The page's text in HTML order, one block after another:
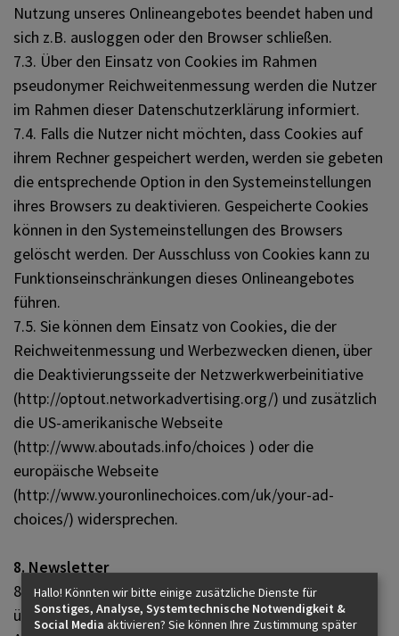
Nutzung unseres Onlineangebotes beendet haben und
sich z.B. ausloggen oder den Browser schließen.
7.3. Über den Einsatz von Cookies im Rahmen
pseudonymer Reichweitenmessung werden die Nutzer
im Rahmen dieser Datenschutzerklärung informiert.
7.4. Falls die Nutzer nicht möchten, dass Cookies auf
ihrem Rechner gespeichert werden, werden sie gebeten
die entsprechende Option in den Systemeinstellungen
ihres Browsers zu deaktivieren. Gespeicherte Cookies
können in den Systemeinstellungen des Browsers
gelöscht werden. Der Ausschluss von Cookies kann zu
Funktionseinschränkungen dieses Onlineangebotes
führen.
7.5. Sie können dem Einsatz von Cookies, die der
Reichweitenmessung und Werbezwecken dienen, über
die Deaktivierungsseite der Netzwerkwerbeinitiative
(http://optout.networkadvertising.org/) und zusätzlich
die US-amerikanische Webseite
(http://www.aboutads.info/choices ) oder die
europäische Webseite
(http://www.youronlinechoices.com/uk/your-ad-
choices/) widersprechen.
8. Newsletter
8.1. Mit den nachfolgenden Hinweisen klären wir Sie
über die Inhalte unseres Newsletters sowie das
Hallo! Könnten wir bitte einige zusätzliche Dienste für
Sonstiges, Analyse, Systemtechnische Notwendigkeit &
Social Media aktivieren? Sie können Ihre Zustimmung später